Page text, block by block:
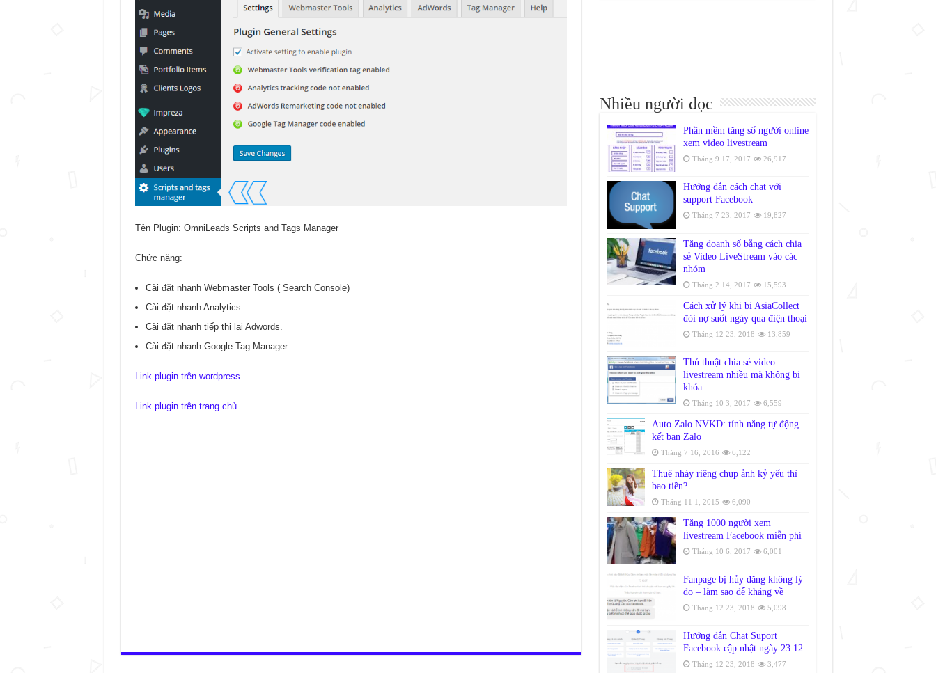
Tên Plugin: OmniLeads Scripts and Tags Manager
Chức năng:
Cài đặt nhanh Webmaster Tools ( Search Console)
Cài đặt nhanh Analytics
Cài đặt nhanh tiếp thị lại Adwords.
Cài đặt nhanh Google Tag Manager
Link plugin trên wordpress
Link plugin trên trang chủ.
Nhiều người đọc
Phần mềm tăng số người online
xem video livestream
Tháng 9 17, 2017 26,917
Hướng dẫn cách chat với
support Facebook
Tháng 7 23, 2017 19,827
Tăng doanh số bằng cách chia
sẻ Video LiveStream vào các
nhóm
Tháng 2 14, 2017 15,593
Cách xử lý khi bị AsiaCollect
đòi nợ suốt ngày qua điện thoại
Tháng 12 23, 2018 13,859
Thủ thuật chia sẻ video
livestream nhiều mà không bị
khóa.
Tháng 10 3, 2017 6,559
Auto Zalo NVKD: tính năng tự động
kết bạn Zalo
Tháng 7 16, 2016 6,122
Thuê nháy riêng chụp ảnh kỷ yếu thì
bao tiền?
Tháng 11 1, 2015 6,090
Tăng 1000 người xem
livestream Facebook miễn phí
Tháng 10 6, 2017 6,001
Fanpage bị hủy đăng không lý
do – làm sao để kháng về
Tháng 12 23, 2018 5,098
Hướng dẫn Chat Suport
Facebook cập nhật ngày 23.12
Tháng 12 23, 2018 3,477